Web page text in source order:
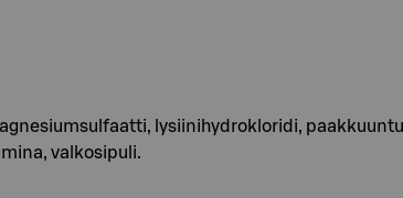
lysiinihydrokloridi,
valkosipuli.